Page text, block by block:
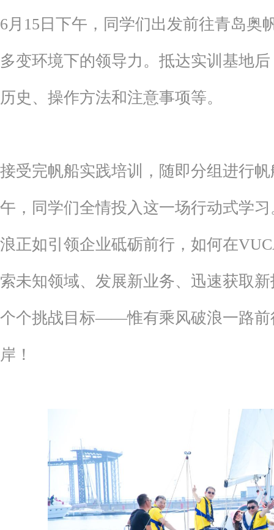
6月15日下午，同学们出发前往青岛奥
多变环境下的领导力。抵达实训基地
历史、操作方法和注意事项等。
接受完帆船实践培训，随即分组进行
午，同学们全情投入这一场行动式学
浪正如引领企业砥砺前行，如何在
索未知领域、发展新业务、迅速获取
个个挑战目标——惟有乘风破浪一路前
岸！